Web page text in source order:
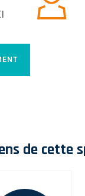
de cette